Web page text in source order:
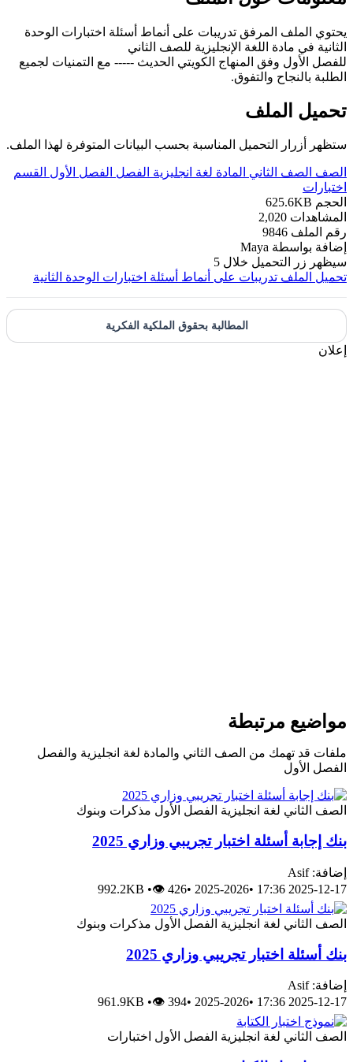
يحتوي الملف المرفق تدريبات على أنماط أسئلة اختبارات الوحدة
الثانية في مادة اللغة الإنجليزية للصف الثاني
للفصل الأول وفق المنهاج الكويتي الحديث ----- مع التمنيات لجميع
الطلبة بالنجاح والتفوق.
تحميل الملف
ستظهر أزرار التحميل المناسبة بحسب البيانات المتوفرة لهذا الملف.
الصف الصف الثاني المادة لغة انجليزية الفصل الفصل الأول
القسم
اختبارات
الحجم 625.6KB
المشاهدات 2,020
رقم الملف 9846
إضافة بواسطة Maya
سيظهر زر التحميل خلال 5
تحميل الملف تدريبات على أنماط أسئلة اختبارات الوحدة الثانية
المطالبة بحقوق الملكية الفكرية
إعلان
مواضيع مرتبطة
ملفات قد تهمك من الصف الثاني والمادة لغة انجليزية والفصل
الفصل الأول
الصف الثاني لغة انجليزية الفصل الأول مذكرات وبنوك
بنك إجابة أسئلة اختبار تجريبي وزاري 2025
إضافة: Asif
2025-12-17 17:36
•
2025-2026
•
992.2KB •👁 426
الصف الثاني لغة انجليزية الفصل الأول مذكرات وبنوك
بنك أسئلة اختبار تجريبي وزاري 2025
إضافة: Asif
2025-12-17 17:36
•
2025-2026
•
961.9KB •👁 394
الصف الثاني لغة انجليزية الفصل الأول اختبارات